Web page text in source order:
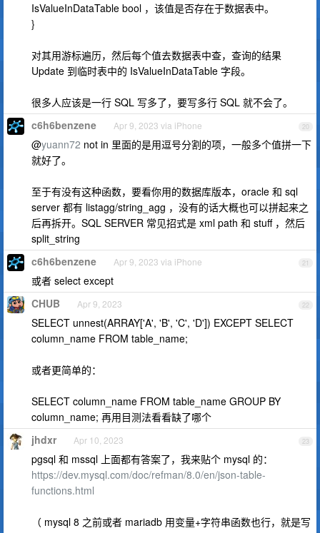
IsValueInDataTable bool ，该值是否存在于数据表中。
}
对其用游标遍历，然后每个值去数据表中查，查询的结果
Update 到临时表中的 IsValueInDataTable 字段。
很多人应该是一行 SQL 写多了，要写多行 SQL 就不会了。
20
c6h6benzene Apr 9, 2023 via iPhone
@yuann72 not in 里面的是用逗号分割的项，一般多个值拼一下
就好了。
至于有没有这种函数，要看你用的数据库版本，oracle 和 sql
server 都有 listagg/string_agg ，没有的话大概也可以拼起来之
后再拆开。SQL SERVER 常见招式是 xml path 和 stuff ，然后
split_string
21
c6h6benzene Apr 9, 2023 via iPhone
或者 select except
22
CHUB Apr 9, 2023
SELECT unnest(ARRAY['A', 'B', 'C', 'D']) EXCEPT SELECT
column_name FROM table_name;
或者更简单的：
SELECT column_name FROM table_name GROUP BY
column_name; 再用目测法看看缺了哪个
23
jhdxr Apr 10, 2023
pgsql 和 mssql 上面都有答案了，我来贴个 mysql 的：
https://dev.mysql.com/doc/refman/8.0/en/json-table-
functions.html
（ mysql 8 之前或者 mariadb 用变量+字符串函数也行，就是写